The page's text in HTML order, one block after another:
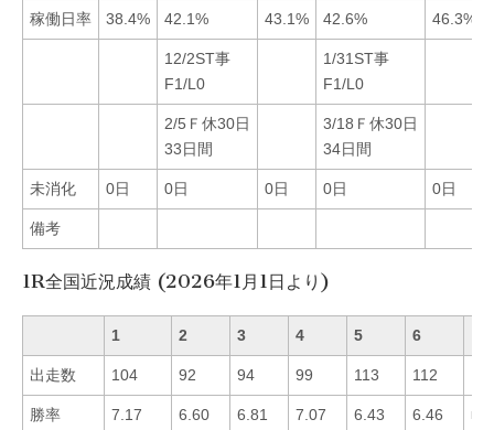
稼働日率 38.4% 42.1% 43.1% 42.6% 46.3%
12/2ST事
F1/L0
1/31ST事
F1/L0
2/5Ｆ休30日
33日間
3/18Ｆ休30日
34日間
未消化 0日 0日 0日 0日 0日
備考
1R全国近況成績 (2026年1月1日より)
1 2 3 4 5 6
出走数 104 92 94 99 113 112
勝率 7.17 6.60 6.81 7.07 6.43 6.46